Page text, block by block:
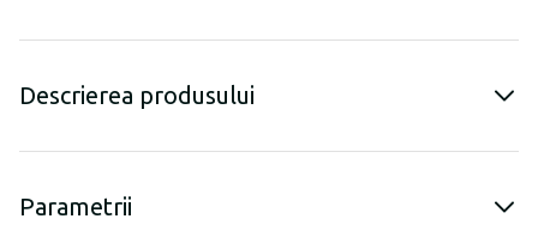
Descrierea produsului
Parametrii